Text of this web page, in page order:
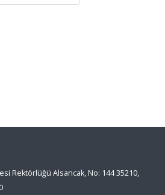
Rektörlüğü Alsancak, No: 144 35210,